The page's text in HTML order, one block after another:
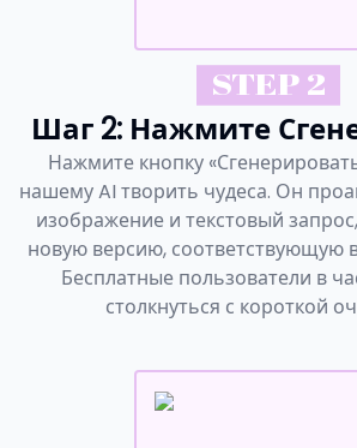
STEP 2
Шаг 2: Нажмите
Нажмите кнопку
нашему AI творить чудеса. Он
изображение и текстовый
новую версию, соответствующую
Бесплатные пользователи в
столкнуться с короткой